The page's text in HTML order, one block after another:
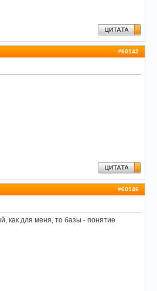
#60142
#60146
как для меня, то базы - понятие